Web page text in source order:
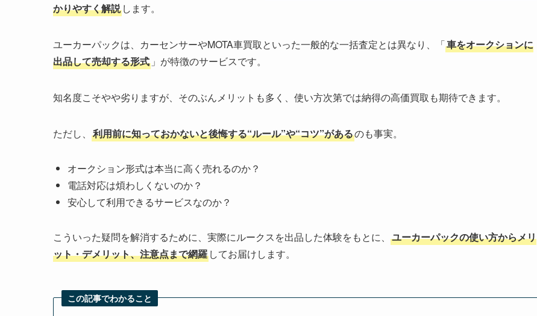
かりやすく解説 します。
ユーカーパックは、カーセンサーやMOTA車買取といった一般的な一括査定とは異なり、「車をオークションに
出品して売却する形式 」が特徴のサービスです。
知名度こそやや劣りますが、そのぶんメリットも多く、使い方次第では納得の高価買取も期待できます。
ただし、 利用前に知っておかないと後悔する“ルール”や“コツ”があるのも事実。
オークション形式は本当に高く売れるのか？
電話対応は煩わしくないのか？
安心して利用できるサービスなのか？
こういった疑問を解消するために、実際にルークスを出品した体験をもとに、 ユーカーパックの使い方からメリ
ット・デメリット、注意点まで網羅 してお届けします。
この記事でわかること